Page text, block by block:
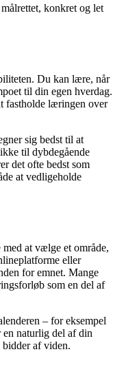
konkret og let
Du kan lære, når
til din egen hverdag.
fastholde læringen over
sig bedst til at
til dybdegående
det ofte bedst som
at vedligeholde
at vælge et område,
eller
for emnet. Mange
som en del af
– for eksempel
naturlig del af din
bidder af viden.